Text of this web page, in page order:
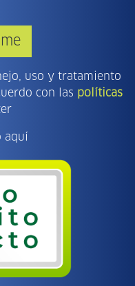
uso y tratamiento
con las políticas
aquí